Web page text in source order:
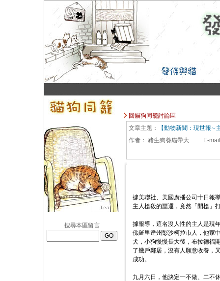
搜尋本區留言
回貓狗同籠討論區
文章主題：
【動物新聞：現世報∼
作者： 豬生狗養貓帶大 E-mail
據美聯社、美國廣播公司十日報
主人槍殺的噩運，竟然「開槍」
據報導，這名沒人性的主人是現
佛羅里達州彭沙柯拉市人，他家
犬，小狗慢慢長大後，布拉德福
了幾戶鄰居，沒有人願意收養，
成功。
九月六日，他決定一不做、二不